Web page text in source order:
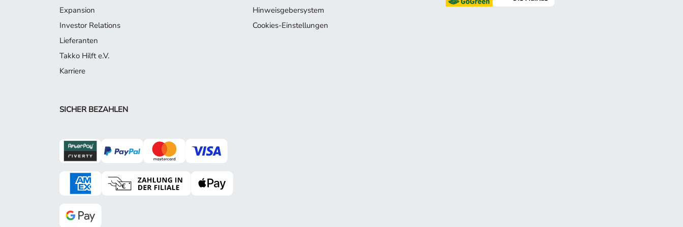
Expansion
Investor Relations
Lieferanten
Takko Hilft e.V.
Karriere
Hinweisgebersystem
Cookies-Einstellungen
SICHER BEZAHLEN